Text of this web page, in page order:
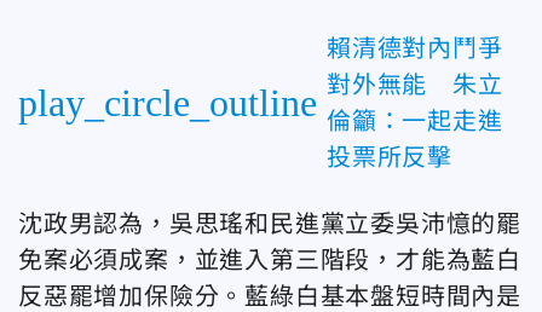
play_circle_outline
賴清德對內鬥爭
對外無能 朱立
倫籲：一起走進
投票所反擊
沈政男認為，吳思瑤和民進黨立委吳沛憶的罷
免案必須成案，並進入第三階段，才能為藍白
反惡罷增加保險分。藍綠白基本盤短時間內是